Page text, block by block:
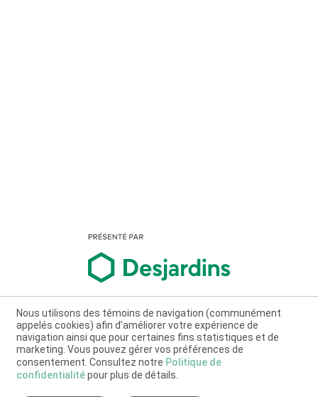
Nous utilisons des témoins de navigation (communément
appelés cookies) afin d’améliorer votre expérience de
navigation ainsi que pour certaines fins statistiques et de
marketing. Vous pouvez gérer vos préférences de
consentement. Consultez notre Politique de
confidentialitépour plus de détails.